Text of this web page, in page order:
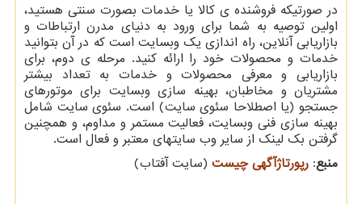
در صورتیکه فروشنده ی کالا یا خدمات بصورت سنتی هستید،
اولین توصیه به شما برای ورود به دنیای مدرن ارتباطات و
بازاریابی آنلاین، راه اندازی یک وبسایت است که در آن بتوانید
خدمات و محصولات خود را ارائه کنید. مرحله ی دوم، برای
بازاریابی و معرفی محصولات و خدمات به تعداد بیشتر
مشتریان و مخاطبان، بهینه سازی وبسایت برای موتورهای
جستجو (یا اصطلاحا سئوی سایت) است. سئوی سایت شامل
بهینه سازی فنی وبسایت، فعالیت مستمر و مداوم، و همچنین
گرفتن بک لینک از سایر وب سایتهای معتبر و فعال است.
منبع: رپورتاژآگهی چیست (سایت آفتاب)